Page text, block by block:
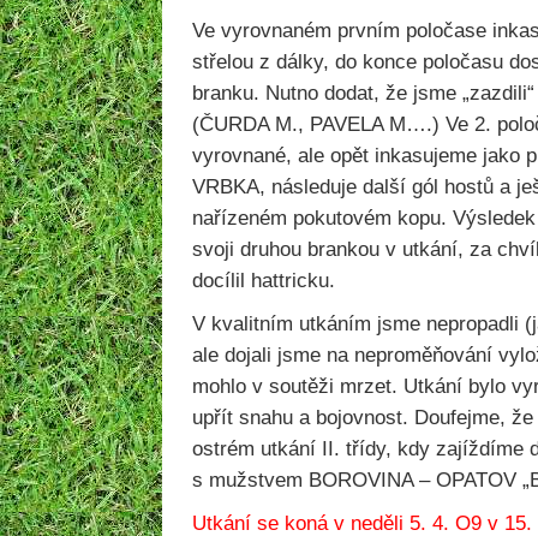
Ve vyrovnaném prvním poločase
střelou z dálky, do konce poločasu
branku. Nutno dodat, že jsme
(ČURDA M., PAVELA M….) Ve 2.
vyrovnané, ale opět inkasujeme jako
VRBKA, následuje další gól hostů a
nařízeném pokutovém kopu.
svoji druhou brankou v utkání, za
docílil hattricku.
V kvalitním utkáním jsme nepropadli
ale dojali jsme na neproměňování
mohlo v soutěži mrzet. Utkání bylo
upřít snahu a bojovnost. Doufejme,
ostrém utkání II. třídy, kdy zajíždíme
s mužstvem BOROVINA – OPATOV
Utkání se koná v neděli 5. 4. O9 v 15.